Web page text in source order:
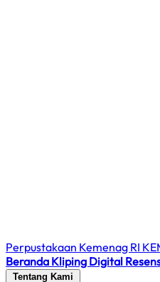
Perpustakaan Kemenag RI
Beranda Kliping Digital
Tentang Kami